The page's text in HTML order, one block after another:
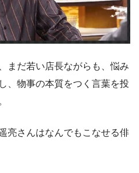
まだ若い店長ながらも、悩み
、物事の本質をつく言葉を投
亮さんはなんでもこなせる俳